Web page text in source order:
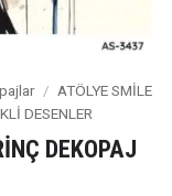
/ ATÖLYE SMİLE
DESENLER
DEKOPAJ